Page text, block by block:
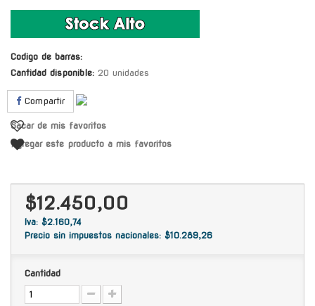
Codigo de barras:
Cantidad disponible: 20 unidades
Compartir
Sacar de mis favoritos
Agregar este producto a mis favoritos
$12.450,00
Iva: $2.160,74
Precio sin impuestos nacionales: $10.289,26
Cantidad